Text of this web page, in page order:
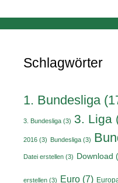
Schlagwörter
1. Bundesliga
3. Bundesliga (3) 3. Liga
2016 (3) Bundesliga (3)
Datei erstellen (3) Download
erstellen (3) Euro (7)